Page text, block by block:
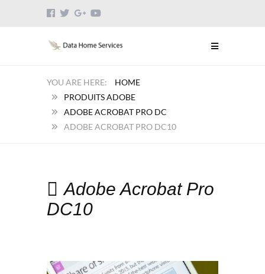
HOME
PRODUITS ADOBE
ADOBE ACROBAT PRO DC
ADOBE ACROBAT PRO DC10
Adobe Acrobat Pro
DC10